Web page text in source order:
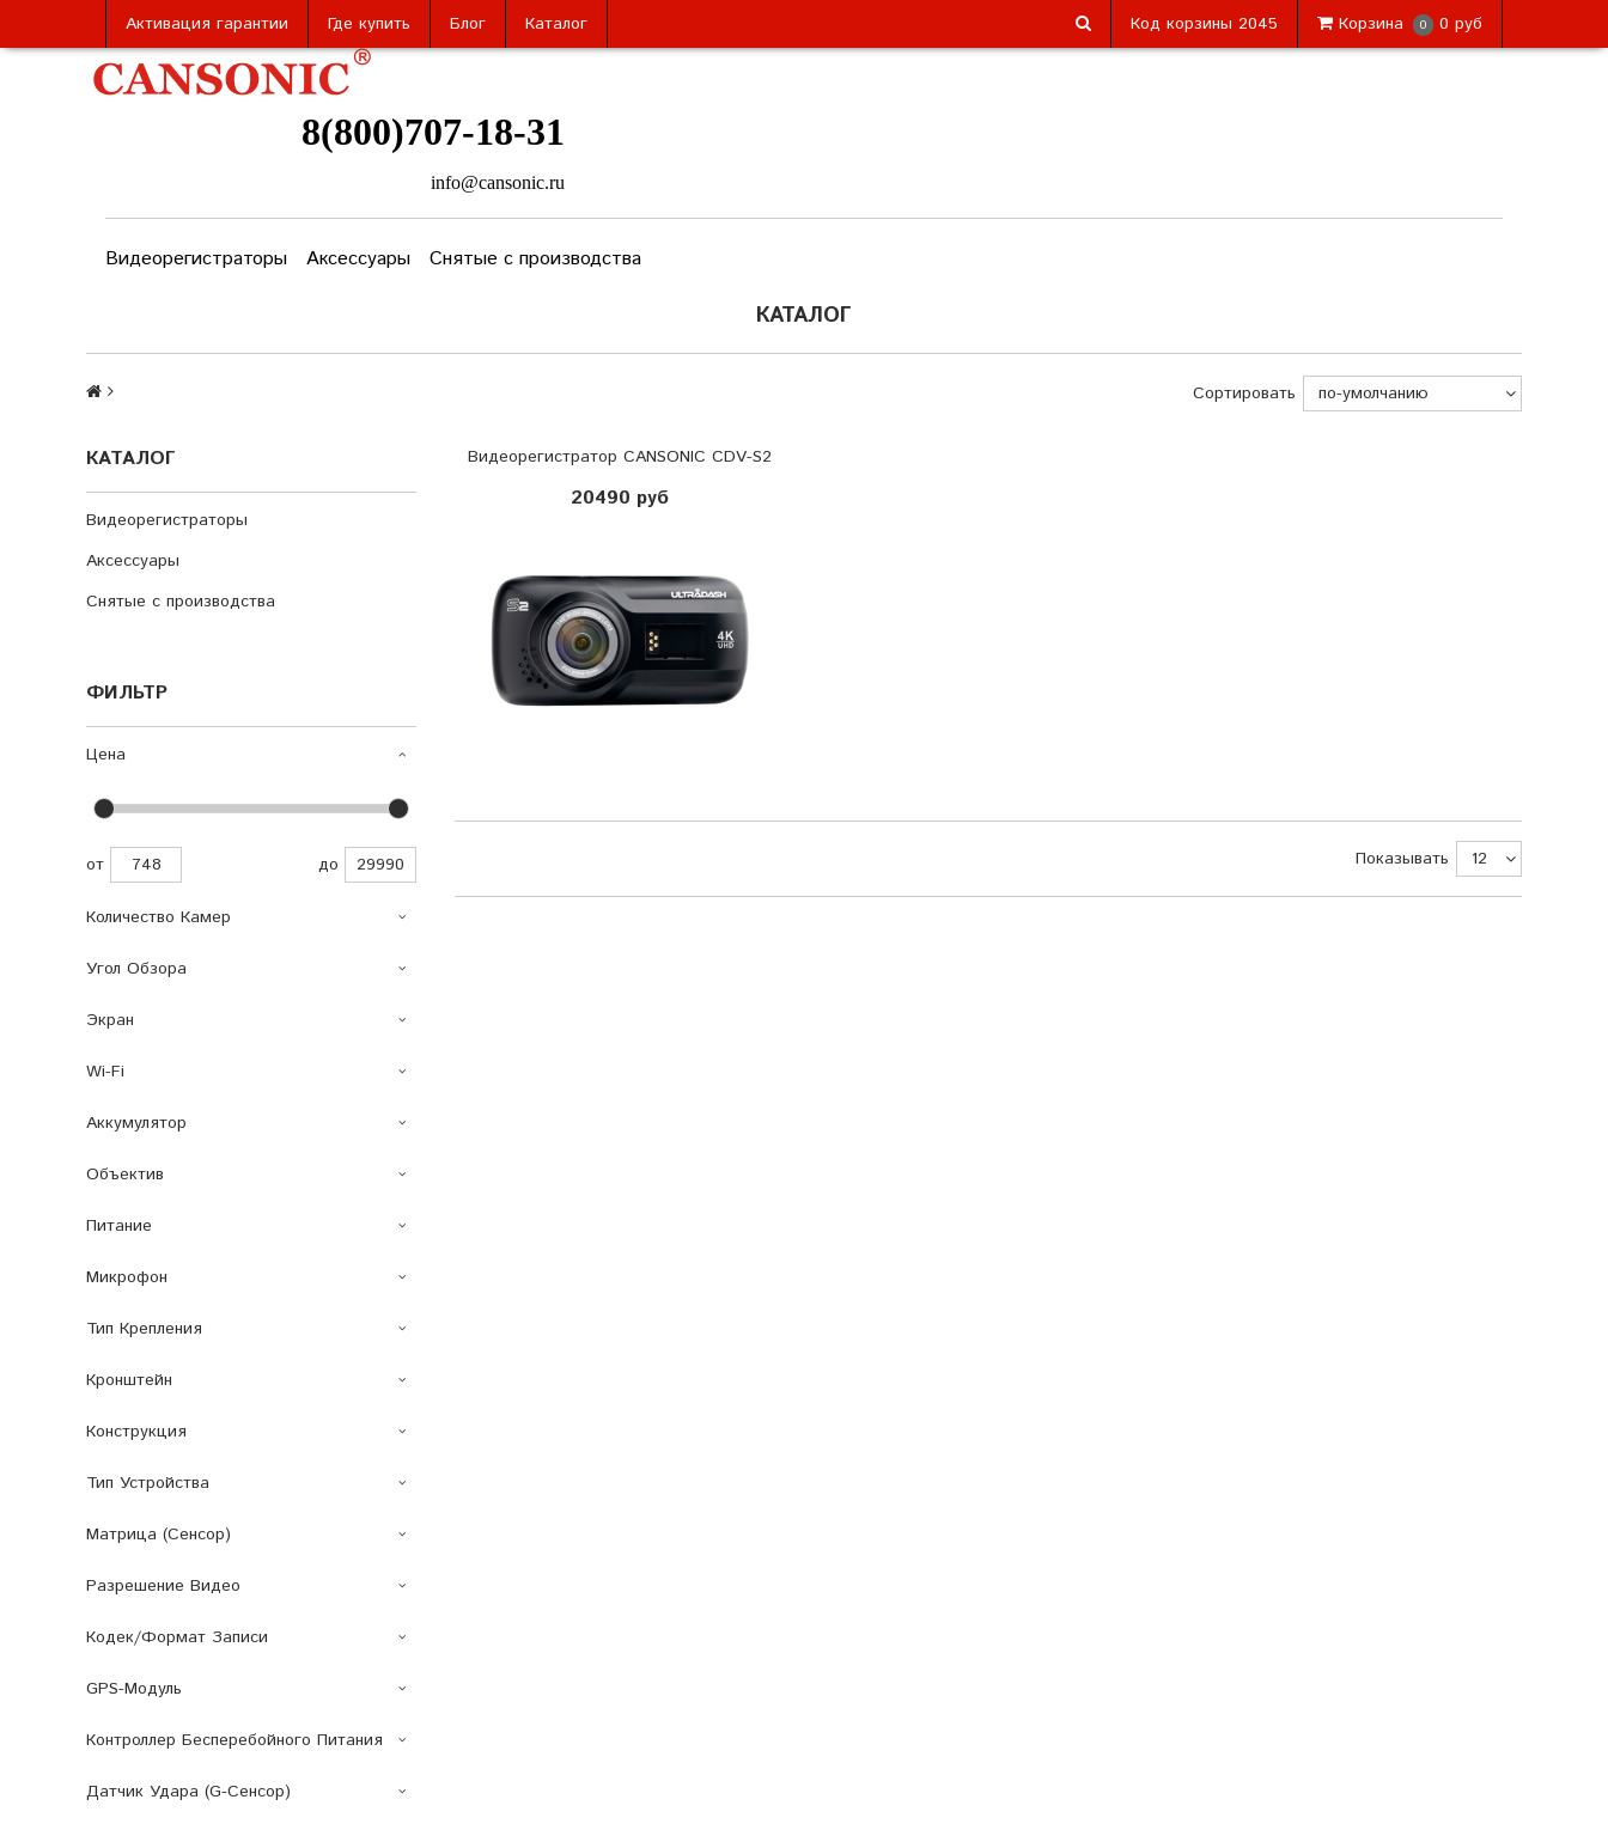
Активация гарантии Где купить Блог Каталог Корзина 0 0 руб
Код корзины 2045
8(800)707-18-31
info@cansonic.ru
Видеорегистраторы Аксессуары Снятые с производства
КАТАЛОГ
Сортировать
КАТАЛОГ
Видеорегистраторы
Аксессуары
Снятые с производства
ФИЛЬТР
Цена
от до
Количество Камер
Угол Обзора
Экран
Wi-Fi
Аккумулятор
Объектив
Питание
Микрофон
Тип Крепления
Кронштейн
Конструкция
Тип Устройства
Матрица (сенсор)
Разрешение Видео
Кодек/Формат Записи
GPS-Модуль
Контроллер Бесперебойного Питания
Датчик Удара (G-Сенсор)
Видеорегистратор CANSONIC CDV-S2
20490 руб
Показывать